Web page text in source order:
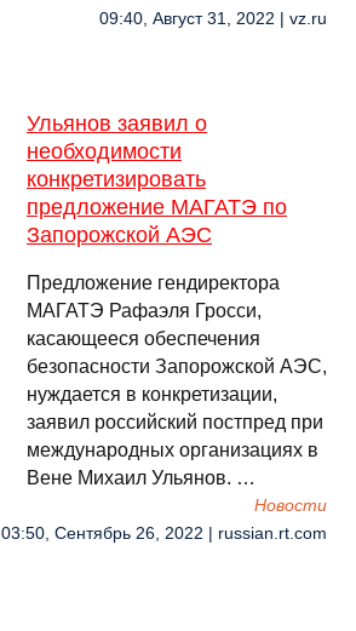
09:40, Август 31, 2022 | vz.ru
Ульянов заявил о
необходимости
конкретизировать
предложение МАГАТЭ по
Запорожской АЭС
Предложение гендиректора
МАГАТЭ Рафаэля Гросси,
касающееся обеспечения
безопасности Запорожской АЭС,
нуждается в конкретизации,
заявил российский постпред при
международных организациях в
Вене Михаил Ульянов. …
Новости
03:50, Сентябрь 26, 2022 | russian.rt.com